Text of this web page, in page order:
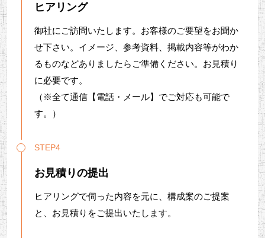
ヒアリング
御社にご訪問いたします。お客様のご要望をお聞か
せ下さい。イメージ、参考資料、掲載内容等がわか
るものなどありましたらご準備ください。お見積り
に必要です。
（※全て通信【電話・メール】でご対応も可能で
す。）
STEP4
お見積りの提出
ヒアリングで伺った内容を元に、構成案のご提案
と、お見積りをご提出いたします。